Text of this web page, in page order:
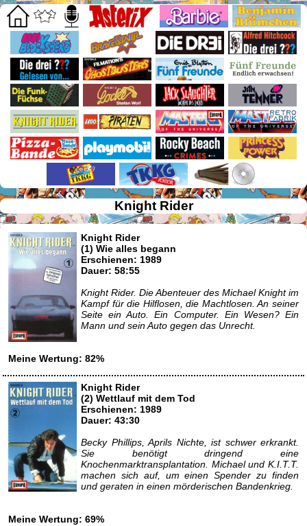
Knight Rider
Knight Rider
(1) Wie alles begann
Erschienen: 1989
Dauer: 58:55
Knight Rider. Die Abenteuer des Michael Knight im
Kampf für die Hilflosen, die Machtlosen. An seiner
Seite ein Auto. Ein Computer. Ein Wesen? Ein
Mann und sein Auto gegen das Unrecht.
Meine Wertung: 82%
Knight Rider
(2) Wettlauf mit dem Tod
Erschienen: 1989
Dauer: 43:30
Becky Phillips, Aprils Nichte, ist schwer erkrankt.
Sie benötigt dringend eine
Knochenmarktransplantation. Michael und K.I.T.T.
machen sich auf, um einen Spender zu finden
und geraten in einen mörderischen Bandenkrieg.
Meine Wertung: 69%